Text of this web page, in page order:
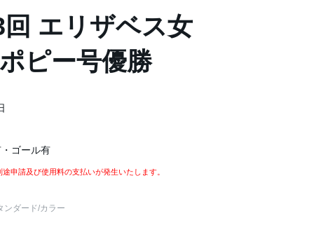
エリザベス女
ピー号優勝
ゴール有
申請及び使用料の支払いが発生いたします。
ンダード/カラー